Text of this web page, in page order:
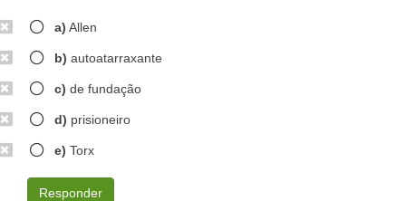
a) Allen
b) autoatarraxante
c) de fundação
d) prisioneiro
e) Torx
Responder